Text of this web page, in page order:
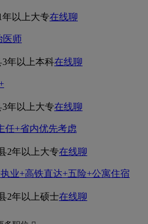
年以上大专在线聊
医师
3年以上本科在线聊
3年以上大专在线聊
任+省内优先考虑
2年以上大专在线聊
业+高铁直达+五险+公寓住宿
2年以上硕士在线聊